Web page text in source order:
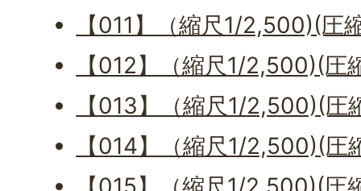
【011】（縮尺1/2,500)(
【012】（縮尺1/2,500)(
【013】（縮尺1/2,500)(
【014】（縮尺1/2,500)(